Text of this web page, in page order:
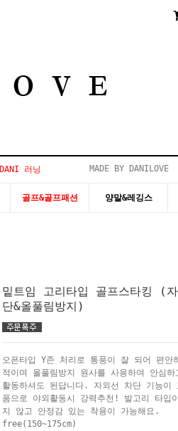
DANI 러닝 MADE BY DANILOVE
골프&골프패션 양말&레깅스
밑트임 고리타입 골프스타킹 (
단&올풀림방지)
오픈타입 Y존 처리로 통풍이 잘 되어 편안
적이며 올풀림방지 원사를 사용하여 안심하
활동하셔도 된답니다. 자외선 차단 기능이
품으로 야외활동시 강력추천! 발고리 타입
지 않고 안정감 있는 착용이 가능해요.
free(150~175cm)